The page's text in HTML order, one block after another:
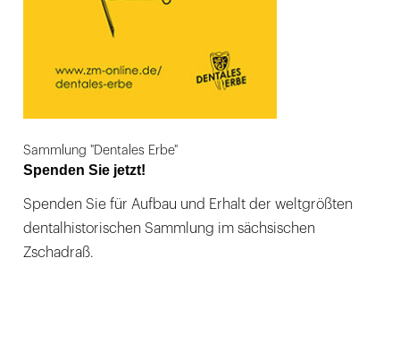
Sammlung "Dentales Erbe"
Spenden Sie jetzt!
Spenden Sie für Aufbau und Erhalt der weltgrößten
dentalhistorischen Sammlung im sächsischen
Zschadraß.